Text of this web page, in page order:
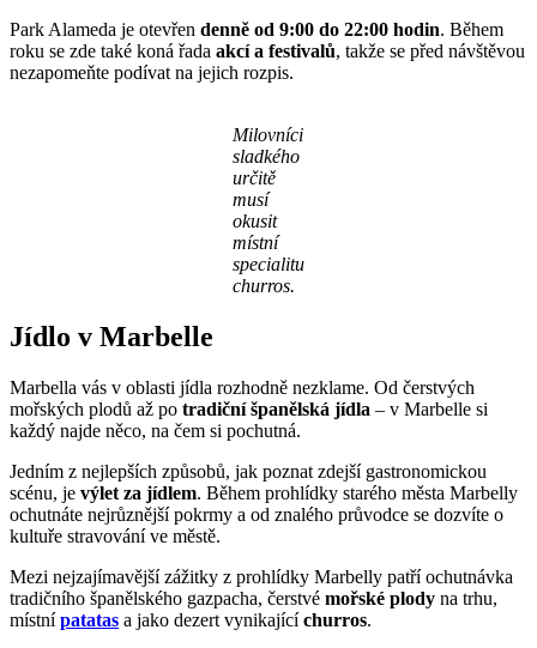
Park Alameda je otevřen denně od 9:00 do 22:00 hodin. Během
roku se zde také koná řada akcí a festivalů, takže se před návštěvou
nezapomeňte podívat na jejich rozpis.
Milovníci
sladkého
určitě
musí
okusit
místní
specialitu
churros.
Jídlo v Marbelle
Marbella vás v oblasti jídla rozhodně nezklame. Od čerstvých
mořských plodů až po tradiční španělská jídla – v Marbelle si
každý najde něco, na čem si pochutná.
Jedním z nejlepších způsobů, jak poznat zdejší gastronomickou
scénu, je výlet za jídlem. Během prohlídky starého města Marbelly
ochutnáte nejrůznější pokrmy a od znalého průvodce se dozvíte o
kultuře stravování ve městě.
Mezi nejzajímavější zážitky z prohlídky Marbelly patří ochutnávka
tradičního španělského gazpacha, čerstvé mořské plody na trhu,
místnípatatas a jako dezert vynikajícíchurros.